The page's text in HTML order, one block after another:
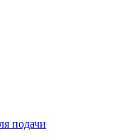
подачи